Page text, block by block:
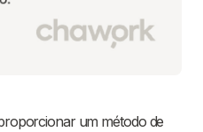
um método de